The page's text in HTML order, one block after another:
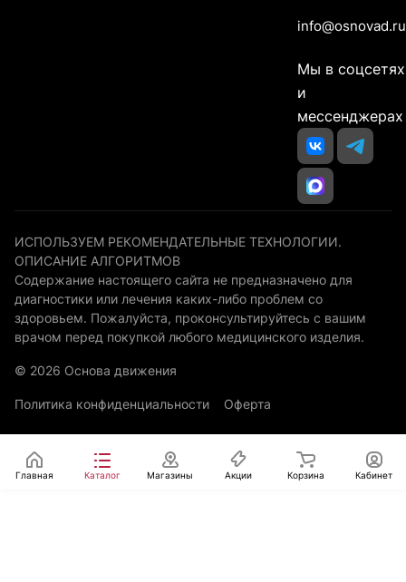
info@osnovad.ru
Мы в соцсетях
и
мессенджерах
ИСПОЛЬЗУЕМ РЕКОМЕНДАТЕЛЬНЫЕ ТЕХНОЛОГИИ.
ОПИСАНИЕ АЛГОРИТМОВ
Содержание настоящего сайта не предназначено для
диагностики или лечения каких-либо проблем со
здоровьем. Пожалуйста, проконсультируйтесь с вашим
врачом перед покупкой любого медицинского изделия.
© 2026 Основа движения
Политика конфиденциальности Оферта
Главная Каталог Магазины Акции Корзина Кабинет